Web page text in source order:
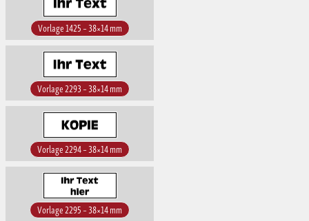
Vorlage 1425 – 38×14 mm
Vorlage 2293 – 38×14 mm
Vorlage 2294 – 38×14 mm
Vorlage 2295 – 38×14 mm